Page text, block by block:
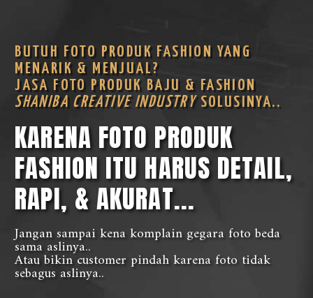
BUTUH FOTO PRODUK FASHION YANG
MENARIK & MENJUAL?
JASA FOTO PRODUK BAJU & FASHION
SHANIBA CREATIVE INDUSTRYSOLUSINYA..
KARENA FOTO PRODUK
FASHION ITU HARUS DETAIL,
RAPI, & AKURAT...
Jangan sampai kena komplain gegara foto beda
sama aslinya..
Atau bikin customer pindah karena foto tidak
sebagus aslinya..